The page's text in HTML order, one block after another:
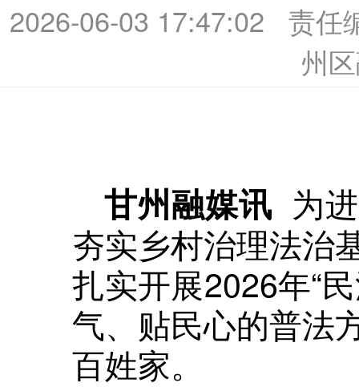
2026-06-03 17:47:02
责任
州
甘州融媒讯 为
夯实乡村治理法治
扎实开展2026年“
气、贴民心的普法
百姓家。